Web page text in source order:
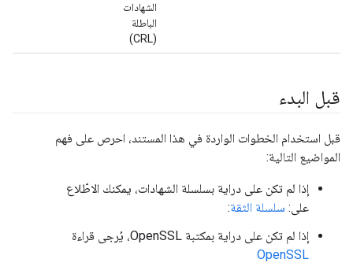
الشهادات
الباطلة
(CRL)
قبل البدء
قبل استخدام الخطوات الواردة في هذا المستند، احرص على فهم
المواضيع التالية:
إذا لم تكن على دراية بسلسلة الشهادات، يمكنك الاطّلاع
على: سلسلة الثقة:
إذا لم تكن على دراية بمكتبة OpenSSL، يُرجى قراءة
OpenSSL